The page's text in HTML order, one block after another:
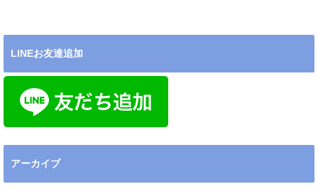
LINEお友達追加
アーカイブ